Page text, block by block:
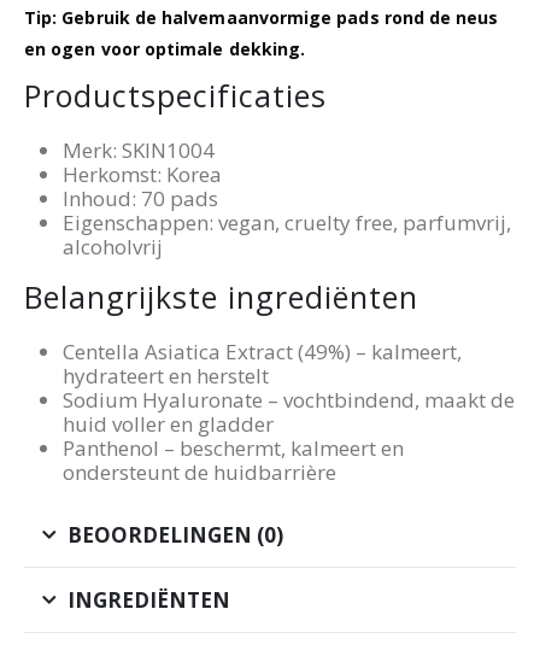
Tip: Gebruik de halvemaanvormige pads rond de neus
en ogen voor optimale dekking.
Productspecificaties
Merk: SKIN1004
Herkomst: Korea
Inhoud: 70 pads
Eigenschappen: vegan, cruelty free, parfumvrij,
alcoholvrij
Belangrijkste ingrediënten
Centella Asiatica Extract (49%) – kalmeert,
hydrateert en herstelt
Sodium Hyaluronate – vochtbindend, maakt de
huid voller en gladder
Panthenol – beschermt, kalmeert en
ondersteunt de huidbarrière
BEOORDELINGEN (0)
INGREDIËNTEN